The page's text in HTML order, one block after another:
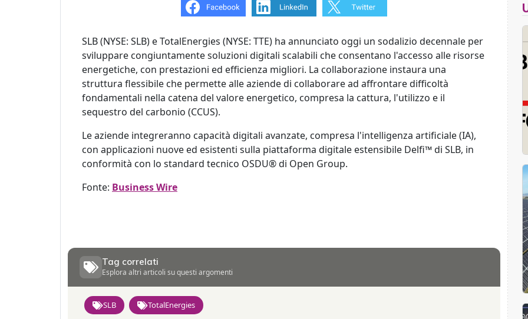
SLB (NYSE: SLB) e TotalEnergies (NYSE: TTE) ha annunciato oggi un sodalizio decennale per
sviluppare congiuntamente soluzioni digitali scalabili che consentano l'accesso alle risorse
energetiche, con prestazioni ed efficienza migliori. La collaborazione instaura una
struttura flessibile che permette alle aziende di collaborare ad affrontare difficoltà
fondamentali nella catena del valore energetico, compresa la cattura, l'utilizzo e il
sequestro del carbonio (CCUS).
Le aziende integreranno capacità digitali avanzate, compresa l'intelligenza artificiale (IA),
con applicazioni nuove ed esistenti sulla piattaforma digitale estensibile Delfi™ di SLB, in
conformità con lo standard tecnico OSDU® di Open Group.
Fonte: Business Wire
Tag correlati
Esplora altri articoli su questi argomenti
SLB TotalEnergies